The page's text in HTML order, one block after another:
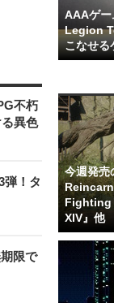
不朽
異色
！タ
限で
AAAゲ
Legion
こなせる
今週発
Fighting
XIV』他